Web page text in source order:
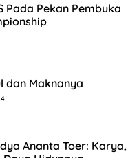
Pada Pekan Pembuka
dan Maknanya
Ananta Toer: Karya,